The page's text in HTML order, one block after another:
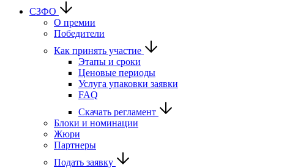
СЗФО
О премии
Победители
Как принять участие
Этапы и сроки
Ценовые периоды
Услуга упаковки заявки
FAQ
Скачать регламент
Блоки и номинации
Жюри
Партнеры
Подать заявку